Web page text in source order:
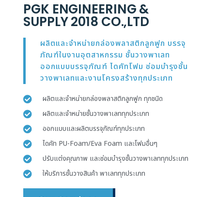
PGK ENGINEERING &
SUPPLY 2018 CO.,LTD
ผลิตและจำหน่ายกล่องพลาสติกลูกฟูก บรรจุ
ภัณฑ์ในงานอุตสาหกรรม ชั้นวางพาเลท
ออกแบบบรรจุภัณฑ์ ไดคัทโฟม ซ่อมบำรุงชั้น
วางพาเลทและงานโครงสร้างทุกประเภท
ผลิตและจำหน่ายกล่องพลาสติกลูกฟูก ทุกชนิด
ผลิตและจำหน่ายชั้นวางพาเลททุกประเภท
ออกแบบและผลิตบรรจุภัณฑ์ทุกประเภท
ไดคัท PU-Foam/Eva Foam และโฟมอื่นๆ
ปรับแต่งคุณภาพ และซ่อมบำรุงชั้นวางพาเลททุกประเภท
ให้บริการชั้นวางสินค้า พาเลททุกประเภท